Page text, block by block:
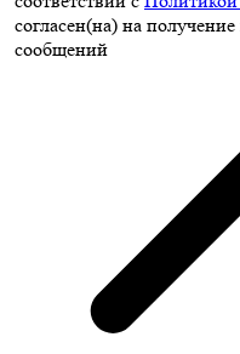
согласен(на) на
сообщений